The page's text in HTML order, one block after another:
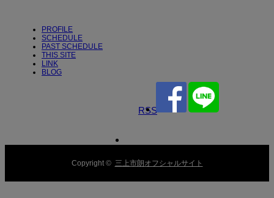
PROFILE
SCHEDULE
PAST SCHEDULE
THIS SITE
LINK
BLOG
RSS
Copyright © 三上市朗オフシャルサイト